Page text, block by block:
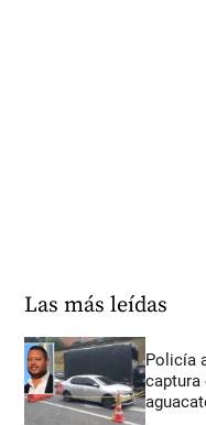
Las más leídas
Policía